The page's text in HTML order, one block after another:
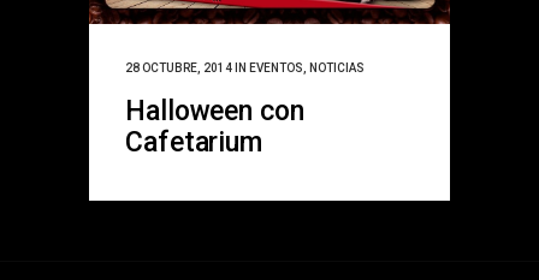
28 OCTUBRE, 2014 IN EVENTOS NOTICIAS
Halloween con
Cafetarium